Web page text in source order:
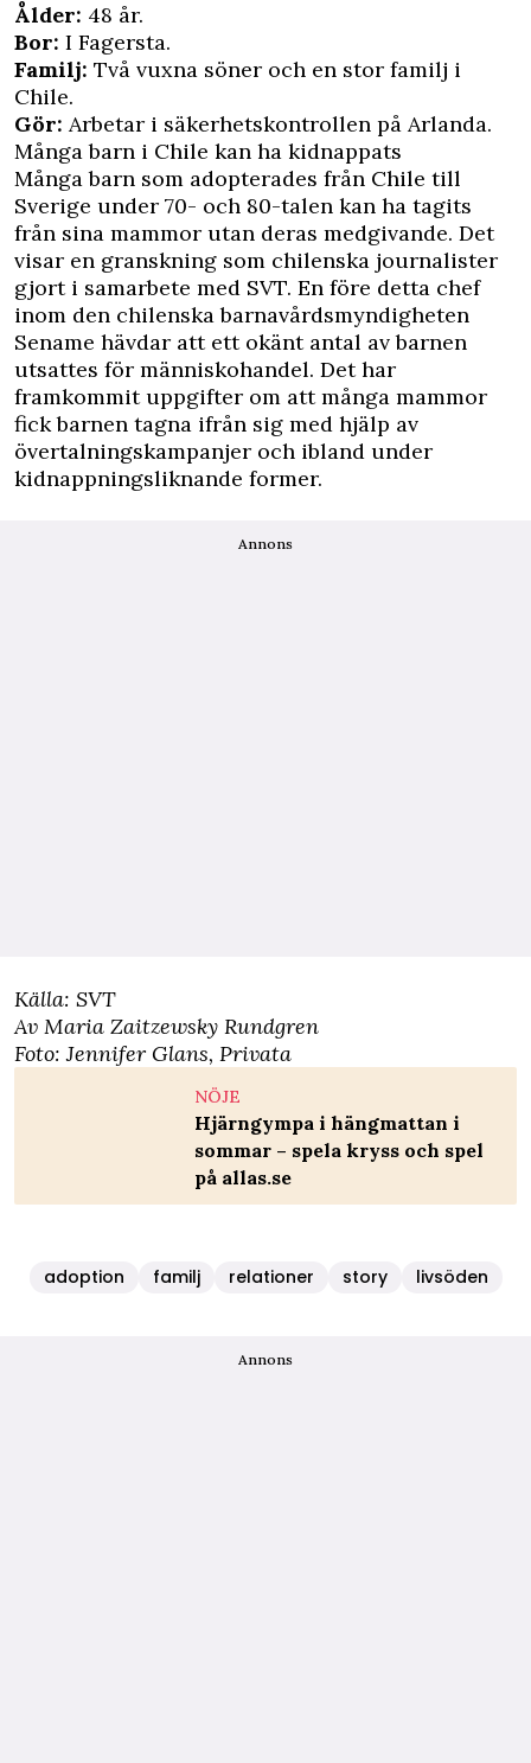
Ålder: 48 år.
Bor: I Fagersta.
Familj: Två vuxna söner och en stor familj i
Chile.
Gör: Arbetar i säkerhetskontrollen på Arlanda.
Många barn i Chile kan ha kidnappats
Många barn som adopterades från Chile till
Sverige under 70- och 80-talen kan ha tagits
från sina mammor utan deras medgivande. Det
visar en granskning som chilenska journalister
gjort i samarbete med SVT. En före detta chef
inom den chilenska barnavårdsmyndigheten
Sename hävdar att ett okänt antal av barnen
utsattes för människohandel. Det har
framkommit uppgifter om att många mammor
fick barnen tagna ifrån sig med hjälp av
övertalningskampanjer och ibland under
kidnappningsliknande former.
Annons
Källa: SVT
Av Maria Zaitzewsky Rundgren
Foto: Jennifer Glans, Privata
NÖJE
Hjärngympa i hängmattan i
sommar – spela kryss och spel
på allas.se
adoption familj relationer story livsöden
Annons